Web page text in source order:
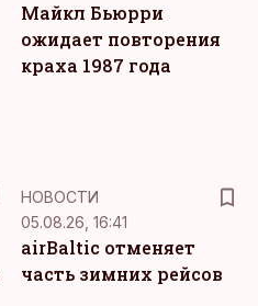
Майкл Бьюрри
ожидает повторения
краха 1987 года
НОВОСТИ
05.08.26, 16:41
airBaltic отменяет
часть зимних рейсов